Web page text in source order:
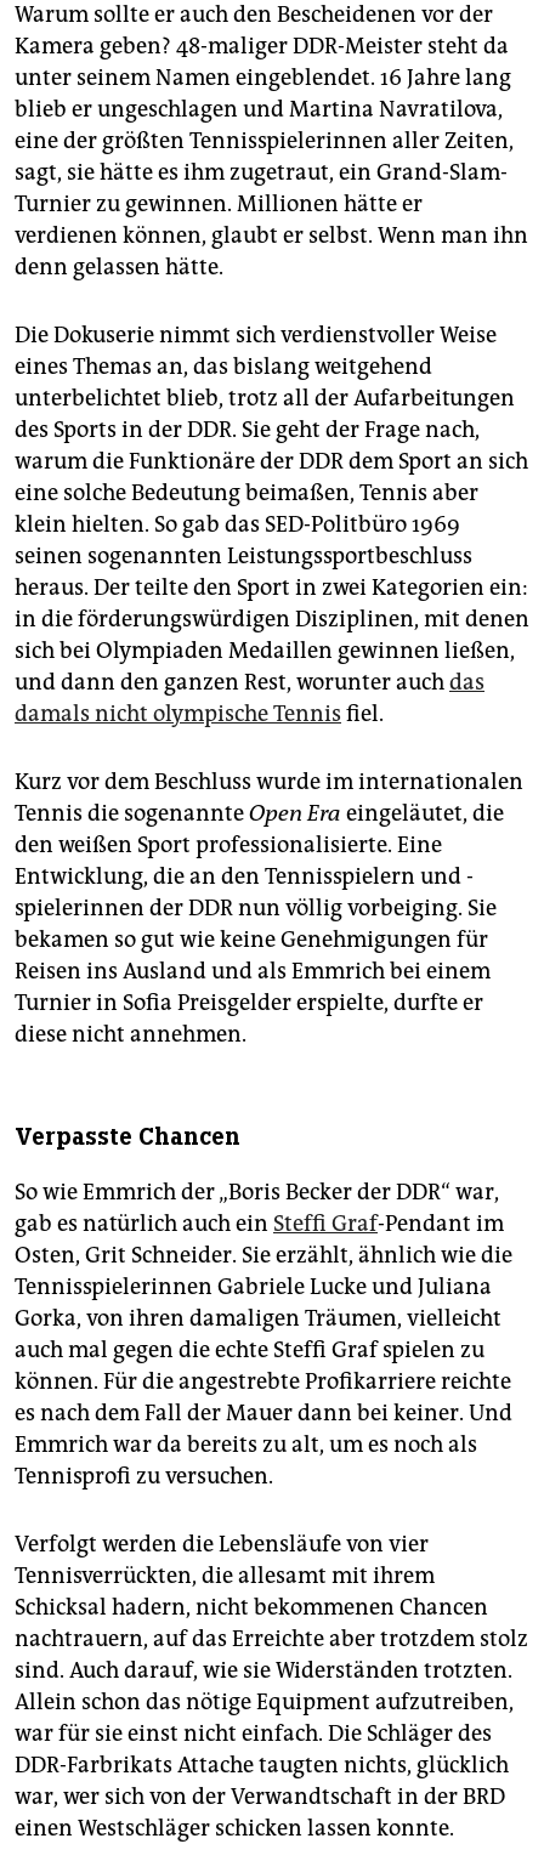
Warum sollte er auch den Bescheidenen vor der
Kamera geben? 48-maliger DDR-Meister steht da
unter seinem Namen eingeblendet. 16 Jahre lang
blieb er ungeschlagen und Martina Navratilova,
eine der größten Tennisspielerinnen aller Zeiten,
sagt, sie hätte es ihm zugetraut, ein Grand-Slam-
Turnier zu gewinnen. Millionen hätte er
verdienen können, glaubt er selbst. Wenn man ihn
denn gelassen hätte.
Die Dokuserie nimmt sich verdienstvoller Weise
eines Themas an, das bislang weitgehend
unterbelichtet blieb, trotz all der Aufarbeitungen
des Sports in der DDR. Sie geht der Frage nach,
warum die Funktionäre der DDR dem Sport an sich
eine solche Bedeutung beimaßen, Tennis aber
klein hielten. So gab das SED-Politbüro 1969
seinen sogenannten Leistungssportbeschluss
heraus. Der teilte den Sport in zwei Kategorien ein:
in die förderungswürdigen Disziplinen, mit denen
sich bei Olympiaden Medaillen gewinnen ließen,
und dann den ganzen Rest, worunter auchdas
damals nicht olympische Tennis fiel.
Kurz vor dem Beschluss wurde im internationalen
Tennis die sogenannteOpen Era eingeläutet, die
den weißen Sport professionalisierte. Eine
Entwicklung, die an den Tennisspielern und -
spielerinnen der DDR nun völlig vorbeiging. Sie
bekamen so gut wie keine Genehmigungen für
Reisen ins Ausland und als Emmrich bei einem
Turnier in Sofia Preisgelder erspielte, durfte er
diese nicht annehmen.
Verpasste Chancen
So wie Emmrich der „Boris Becker der DDR“ war,
gab es natürlich auch ein Steffi Graf-Pendant im
Osten, Grit Schneider. Sie erzählt, ähnlich wie die
Tennisspielerinnen Gabriele Lucke und Juliana
Gorka, von ihren damaligen Träumen, vielleicht
auch mal gegen die echte Steffi Graf spielen zu
können. Für die angestrebte Profikarriere reichte
es nach dem Fall der Mauer dann bei keiner. Und
Emmrich war da bereits zu alt, um es noch als
Tennisprofi zu versuchen.
Verfolgt werden die Lebensläufe von vier
Tennisverrückten, die allesamt mit ihrem
Schicksal hadern, nicht bekommenen Chancen
nachtrauern, auf das Erreichte aber trotzdem stolz
sind. Auch darauf, wie sie Widerständen trotzten.
Allein schon das nötige Equipment aufzutreiben,
war für sie einst nicht einfach. Die Schläger des
DDR-Farbrikats Attache taugten nichts, glücklich
war, wer sich von der Verwandtschaft in der BRD
einen Westschläger schicken lassen konnte.